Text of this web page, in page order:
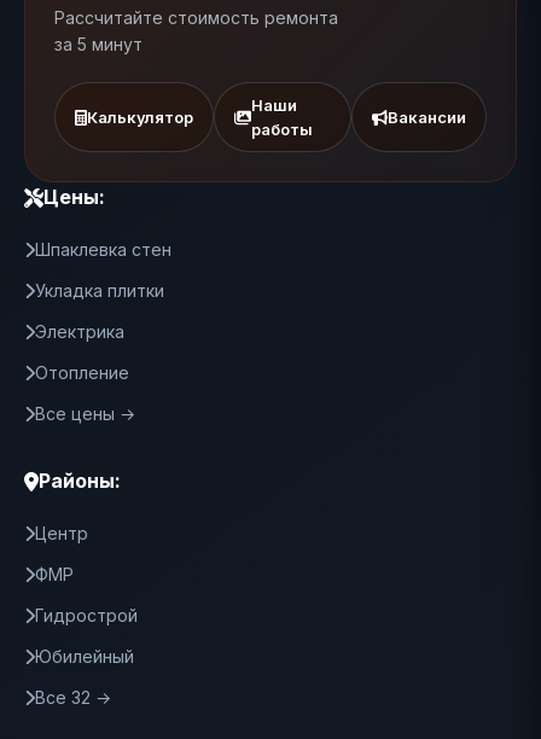
Рассчитайте стоимость ремонта
за 5 минут
Калькулятор
Наши
работы
Вакансии
Цены:
Шпаклевка стен
Укладка плитки
Электрика
Отопление
Все цены →
Районы:
Центр
ФМР
Гидрострой
Юбилейный
Все 32 →